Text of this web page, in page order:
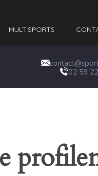
MULTISPORTS​
02 59